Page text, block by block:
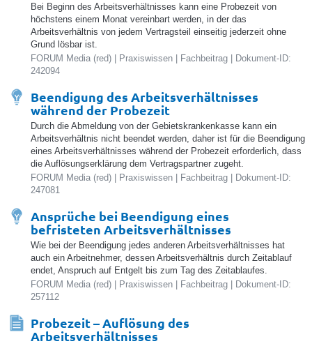
Bei Beginn des Arbeitsverhältnisses kann eine Probezeit von
höchstens einem Monat vereinbart werden, in der das
Arbeitsverhältnis von jedem Vertragsteil einseitig jederzeit ohne
Grund lösbar ist.
FORUM Media (red) | Praxiswissen | Fachbeitrag | Dokument-ID:
242094
Beendigung des Arbeitsverhältnisses
während der Probezeit
Durch die Abmeldung von der Gebietskrankenkasse kann ein
Arbeitsverhältnis nicht beendet werden, daher ist für die Beendigung
eines Arbeitsverhältnisses während der Probezeit erforderlich, dass
die Auflösungserklärung dem Vertragspartner zugeht.
FORUM Media (red) | Praxiswissen | Fachbeitrag | Dokument-ID:
247081
Ansprüche bei Beendigung eines
befristeten Arbeitsverhältnisses
Wie bei der Beendigung jedes anderen Arbeitsverhältnisses hat
auch ein Arbeitnehmer, dessen Arbeitsverhältnis durch Zeitablauf
endet, Anspruch auf Entgelt bis zum Tag des Zeitablaufes.
FORUM Media (red) | Praxiswissen | Fachbeitrag | Dokument-ID:
257112
Probezeit – Auflösung des
Arbeitsverhältnisses